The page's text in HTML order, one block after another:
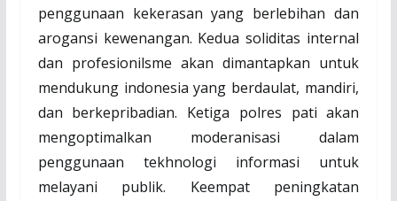
penggunaan kekerasan yang berlebihan dan
arogansi kewenangan. Kedua soliditas internal
dan profesionilsme akan dimantapkan untuk
mendukung indonesia yang berdaulat, mandiri,
dan berkepribadian. Ketiga polres pati akan
mengoptimalkan moderanisasi dalam
penggunaan tekhnologi informasi untuk
melayani publik. Keempat peningkatan